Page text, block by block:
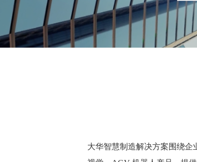
大华智慧制造解决方案围绕